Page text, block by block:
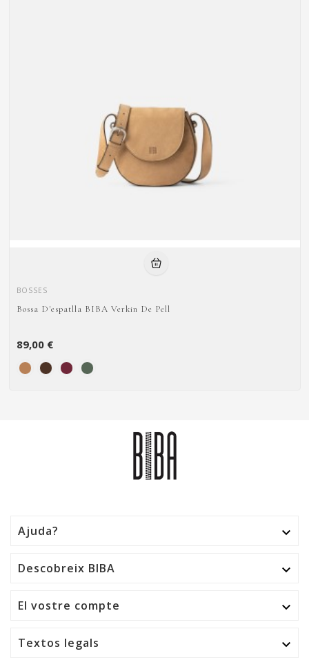
BOSSES
Bossa D'espatlla BIBA Verkin De Pell
89,00 €
Ajuda? 
Descobreix BIBA 
El vostre compte 
Textos legals 